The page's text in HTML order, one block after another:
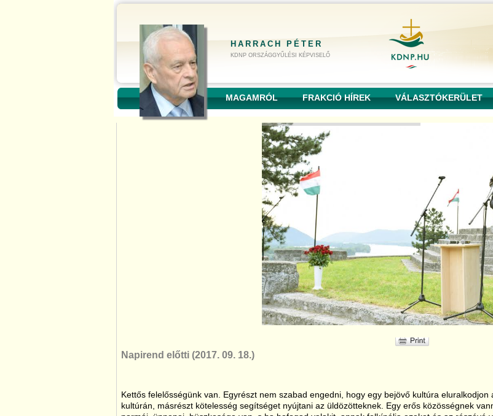
HARRACH PÉTER
KDNP ORSZÁGGYŰLÉSI KÉPVISELŐ
MAGAMRÓL FRAKCIÓ HÍREK VÁLASZTÓKERÜLET
Napirend előtti (2017. 09. 18.)
Kettős felelősségünk van. Egyrészt nem szabad engedni, hogy egy bejövő kultúra eluralkodjon
kultúrán, másrészt kötelesség segítséget nyújtani az üldözötteknek. Egy erős közösségnek